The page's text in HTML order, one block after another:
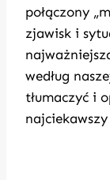
połączony
zjawisk i
według
tłumaczyć i
najciekawszy